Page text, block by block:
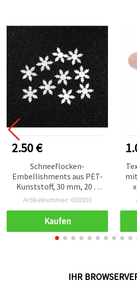
2.50 €
Schneeflocken-
Embellishments aus PET-
Kunststoff, 30 mm, 20 g
(ca. 1.000 Stk.)
Artikelnummer: 603091
Kaufen
IHR